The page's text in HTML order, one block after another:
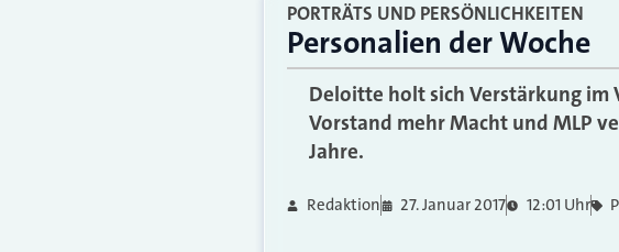
PORTRÄTS UND PERSÖNLICHKEITEN
Personalien der Woche
Deloitte holt sich Verstärkung im
Vorstand mehr Macht und MLP
Jahre.
Redaktion 27. Januar 2017 12:01 Uhr